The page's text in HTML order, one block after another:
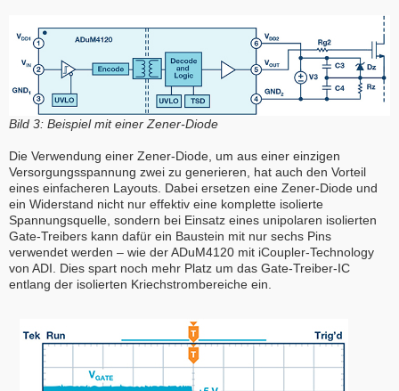
Bild 3: Beispiel mit einer Zener-Diode
Die Verwendung einer Zener-Diode, um aus einer einzigen
Versorgungsspannung zwei zu generieren, hat auch den Vorteil
eines einfacheren Layouts. Dabei ersetzen eine Zener-Diode und
ein Widerstand nicht nur effektiv eine komplette isolierte
Spannungsquelle, sondern bei Einsatz eines unipolaren isolierten
Gate-Treibers kann dafür ein Baustein mit nur sechs Pins
verwendet werden – wie der ADuM4120 mit iCoupler-Technology
von ADI. Dies spart noch mehr Platz um das Gate-Treiber-IC
entlang der isolierten Kriechstrombereiche ein.